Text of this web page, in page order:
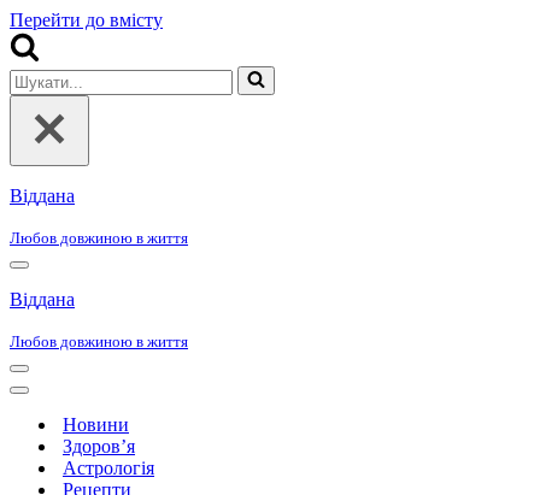
Перейти до вмісту
Шукати...
Віддана
Любов довжиною в життя
Меню
навігації
Віддана
Любов довжиною в життя
Меню
навігації
Меню
навігаціїНовини
Здоров’я
Астрологія
Рецепти